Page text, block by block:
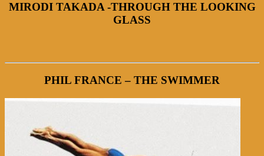
MIRODI TAKADA -THROUGH THE LOOKING
GLASS
PHIL FRANCE – THE SWIMMER